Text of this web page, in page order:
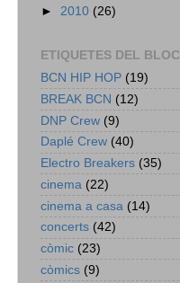
► 2010 (26)
ETIQUETES DEL BLOC
BCN HIP HOP (19)
BREAK BCN (12)
DNP Crew (9)
Daplé Crew (40)
Electro Breakers (35)
cinema (22)
cinema a casa (14)
concerts (42)
còmic (23)
còmics (9)